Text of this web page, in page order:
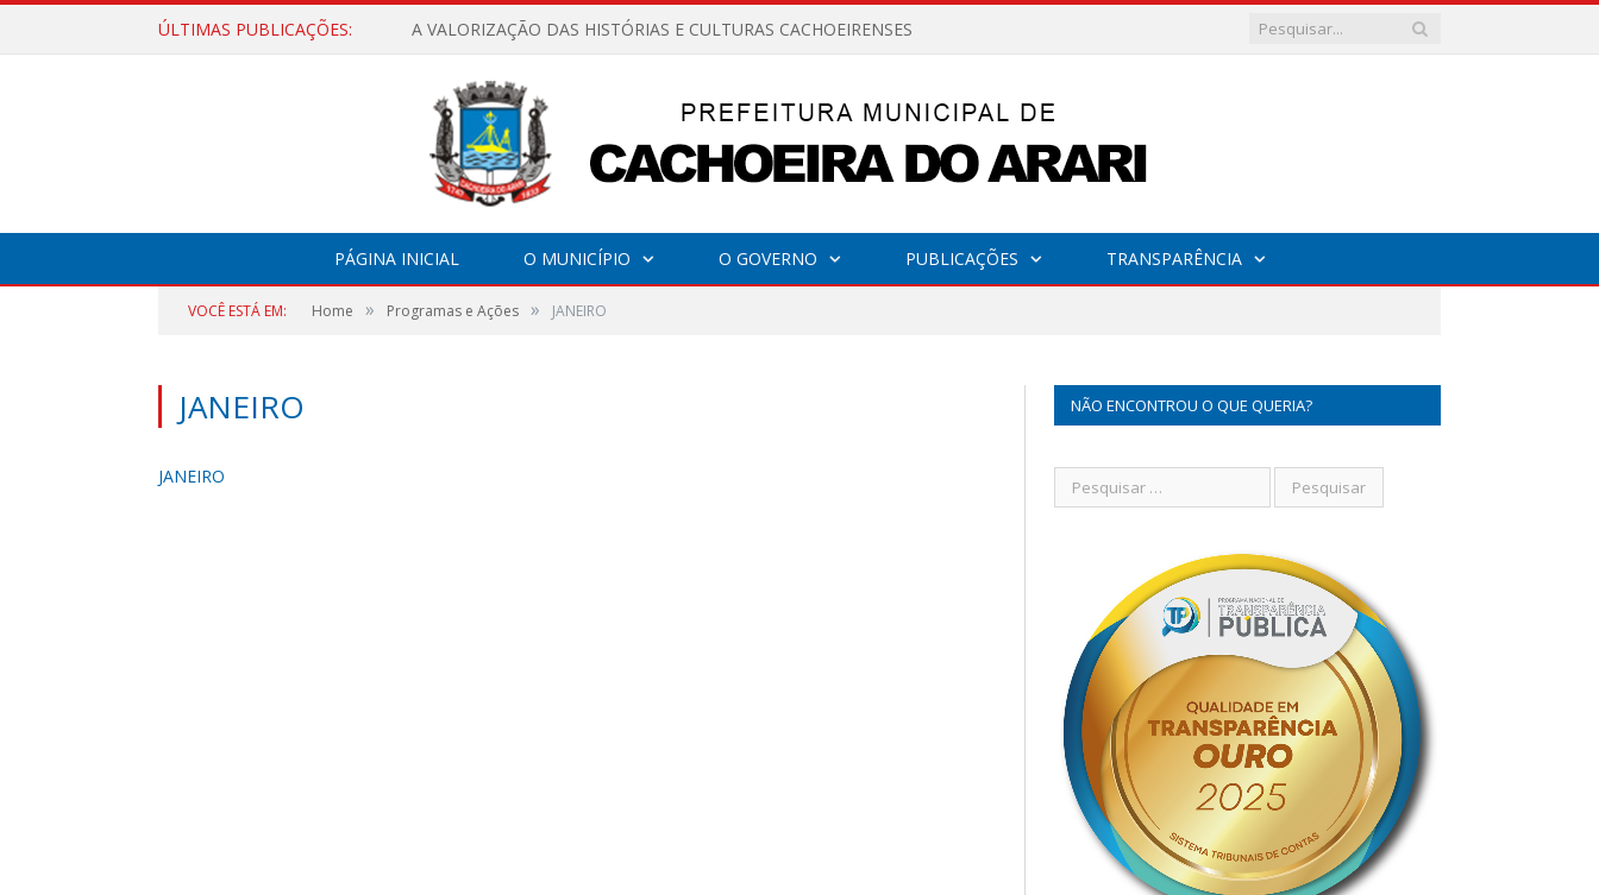
ÚLTIMAS PUBLICAÇÕES: A VALORIZAÇÃO DAS HISTÓRIAS E CULTURAS CACHOEIRENSES
PÁGINA INICIAL O MUNICÍPIO O GOVERNO PUBLICAÇÕES TRANSPARÊNCIA
VOCÊ ESTÁ EM: Home » Programas e Ações » JANEIRO
JANEIRO
JANEIRO
NÃO ENCONTROU O QUE QUERIA?